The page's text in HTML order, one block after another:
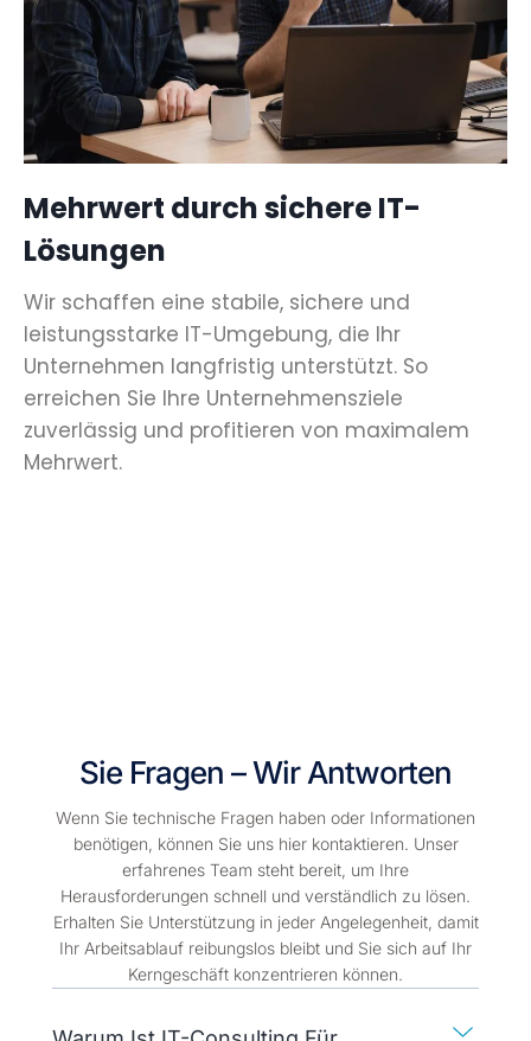
Mehrwert durch sichere IT-
Lösungen
Wir schaffen eine stabile, sichere und
leistungsstarke IT-Umgebung, die Ihr
Unternehmen langfristig unterstützt. So
erreichen Sie Ihre Unternehmensziele
zuverlässig und profitieren von maximalem
Mehrwert.
Sie Fragen – Wir Antworten
Wenn Sie technische Fragen haben oder Informationen
benötigen, können Sie uns hier kontaktieren. Unser
erfahrenes Team steht bereit, um Ihre
Herausforderungen schnell und verständlich zu lösen.
Erhalten Sie Unterstützung in jeder Angelegenheit, damit
Ihr Arbeitsablauf reibungslos bleibt und Sie sich auf Ihr
Kerngeschäft konzentrieren können.